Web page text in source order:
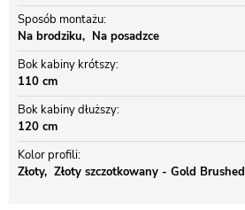
Sposób montażu
Na brodziku
Na posadzce
Bok kabiny krótszy
110 cm
Bok kabiny dłuższy
120 cm
Kolor profili
Złoty
Złoty szczotkowany - Gold Brushed